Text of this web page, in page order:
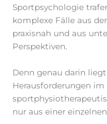
Sportpsychologie
komplexe Fälle aus
praxisnah und aus
Perspektiven.
Denn genau darin
Herausforderungen
nur aus einer